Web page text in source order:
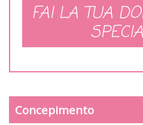
FAI LA TUA
Concepimento